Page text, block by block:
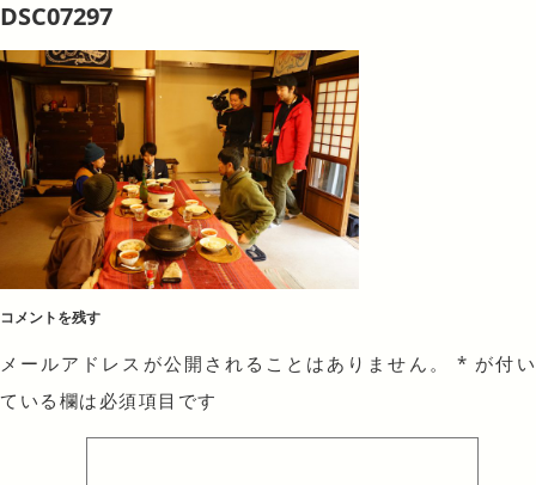
DSC07297
コメントを残す
メールアドレスが公開されることはありません。 * が付い
ている欄は必須項目です